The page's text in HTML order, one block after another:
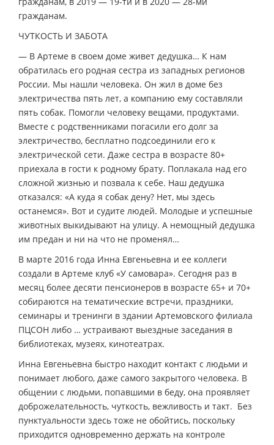
гражданам.
ЧУТКОСТЬ И ЗАБОТА
— В Артеме в своем доме живет дедушка… К нам
обратилась его родная сестра из западных регионов
России. Мы нашли человека. Он жил в доме без
электричества пять лет, а компанию ему составляли
пять собак. Помогли человеку вещами, продуктами.
Вместе с родственниками погасили его долг за
электричество, бесплатно подсоединили его к
электрической сети. Даже сестра в возрасте 80+
приехала в гости к родному брату. Поплакала над его
сложной жизнью и позвала к себе. Наш дедушка
отказался: «А куда я собак дену? Нет, мы здесь
останемся». Вот и судите людей. Молодые и успешные
животных выкидывают на улицу. А немощный дедушка
им предан и ни на что не променял…
В марте 2016 года Инна Евгеньевна и ее коллеги
создали в Артеме клуб «У самовара». Сегодня раз в
месяц более десяти пенсионеров в возрасте 65+ и 70+
собираются на тематические встречи, праздники,
семинары и тренинги в здании Артемовского филиала
ПЦСОН либо … устраивают выездные заседания в
библиотеках, музеях, кинотеатрах.
Инна Евгеньевна быстро находит контакт с людьми и
понимает любого, даже самого закрытого человека. В
общении с людьми, попавшими в беду, она проявляет
доброжелательность, чуткость, вежливость и такт. Без
пунктуальности здесь тоже не обойтись, поскольку
приходится одновременно держать на контроле